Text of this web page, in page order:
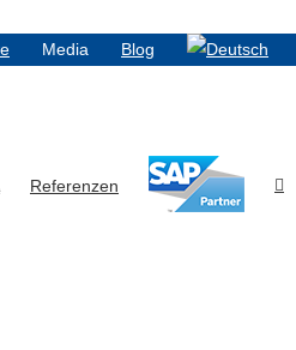
Media Blog
Referenzen